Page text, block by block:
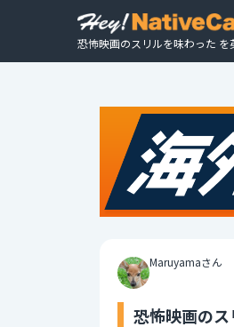
恐怖映画のスリルを味わった を
Maruyamaさん
恐怖映画の